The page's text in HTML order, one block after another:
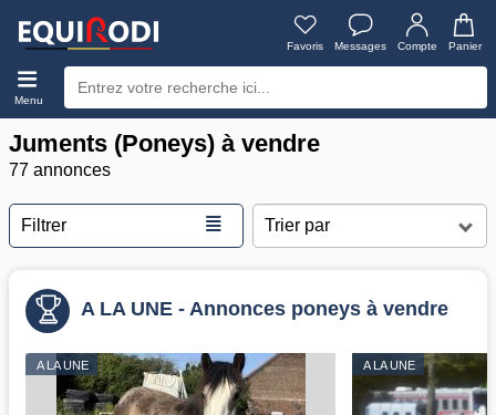
Favoris Messages Compte Panier
Menu
Juments (Poneys) à vendre
77 annonces
Filtrer ≣
A LA UNE - Annonces poneys à vendre
A LA UNE A LA UNE